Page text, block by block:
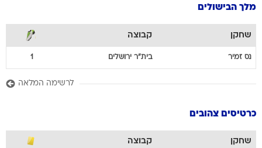
מלך הבישולים
שחקן קבוצה
נס זמיר בית"ר ירושלים 1
לרשימה המלאה
כרטיסים צהובים
שחקן קבוצה